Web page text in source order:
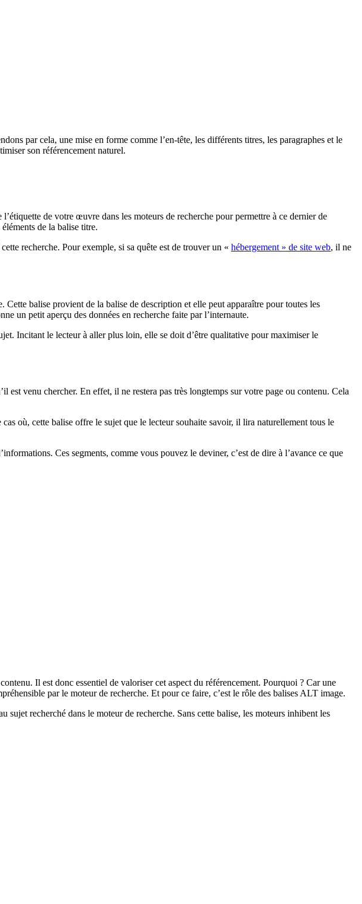
par cela, une mise en forme comme l’en-tête, les différents titres, les paragraphes et le
son référencement naturel.
de votre œuvre dans les moteurs de recherche pour permettre à ce dernier de
de la balise titre.
recherche. Pour exemple, si sa quête est de trouver un « hébergement » de site web, il ne
balise provient de la balise de description et elle peut apparaître pour toutes les
un petit aperçu des données en recherche faite par l’internaute.
Incitant le lecteur à aller plus loin, elle se doit d’être qualitative pour maximiser le
est venu chercher. En effet, il ne restera pas très longtemps sur votre page ou contenu. Cela
où, cette balise offre le sujet que le lecteur souhaite savoir, il lira naturellement tous le
Ces segments, comme vous pouvez le deviner, c’est de dire à l’avance ce que
Il est donc essentiel de valoriser cet aspect du référencement. Pourquoi ? Car une
par le moteur de recherche. Et pour ce faire, c’est le rôle des balises ALT image.
recherché dans le moteur de recherche. Sans cette balise, les moteurs inhibent les